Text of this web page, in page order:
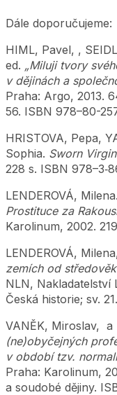
Dále doporučujeme:
HIML, Pavel, ,
ed. „Miluji tvory
v dějinách a
Praha: Argo, 2013.
56. ISBN 978–80-
HRISTOVA, Pepa,
Sophia. Sworn
228 s. ISBN
LENDEROVÁ, Milena.
Prostituce za
Karolinum, 2002.
LENDEROVÁ,
zemích od
NLN, Nakladatelství
Česká historie; sv.
VANĚK, Miroslav, a
(ne)obyčejných
v období tzv.
Praha: Karolinum,
a soudobé dějiny.